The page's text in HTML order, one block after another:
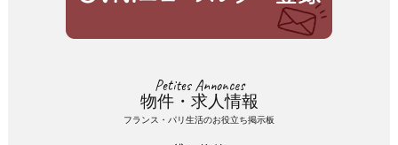
Petites Annonces
物件・求人情報
フランス・パリ生活のお役立ち掲示板